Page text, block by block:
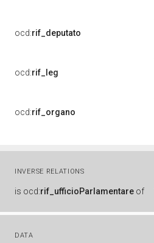
ocd:rif_deputato
ocd:rif_leg
ocd:rif_organo
INVERSE RELATIONS
is ocd:rif_ufficioParlamentare of
DATA